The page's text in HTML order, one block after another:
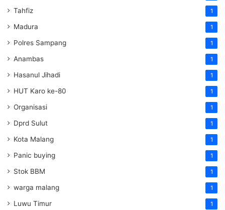
Tahfiz 1
Madura 1
Polres Sampang 1
Anambas 1
Hasanul Jihadi 1
HUT Karo ke-80 1
Organisasi 1
Dprd Sulut 1
Kota Malang 1
Panic buying 1
Stok BBM 1
warga malang 1
Luwu Timur 1